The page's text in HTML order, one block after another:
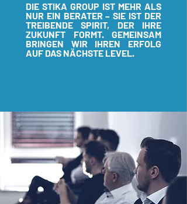
DIE STIKA GROUP IST MEHR ALS
NUR EIN BERATER – SIE IST DER
TREIBENDE SPIRIT, DER IHRE
ZUKUNFT FORMT. GEMEINSAM
BRINGEN WIR IHREN ERFOLG
AUF DAS NÄCHSTE LEVEL.